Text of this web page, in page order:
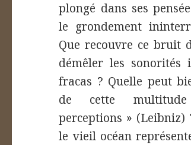
plongé dans ses
le grondement
Que recouvre ce bruit
démêler les sonorités
fracas ? Quelle peut
de cette
perceptions » (Leibniz)
le vieil océan